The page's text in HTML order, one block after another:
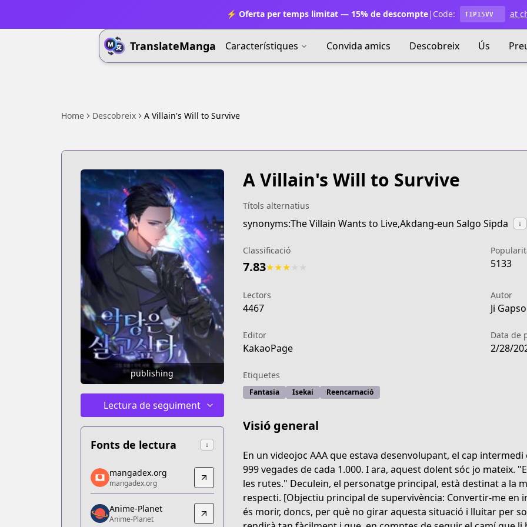
⚡ Oferta per temps limitat — 15% de descompte| Code: T1P15VV at
TranslateManga Característiques Convida amics Descobreix Ús
Home Descobreix A Villain's Will to Survive
publishing
Lectura de seguiment
Fonts de lectura ↓
mangadex.org
mangadex.org
https://mangadex.org/title/384308ae-cf17-490c-9a9e-8bb0db90c3e6
Anime-Planet
mangadex.org
mangadex.org
Anime-Planet
Anime-Planet
A Villain's Will to Survive
Títols alternatius
synonyms:The Villain Wants to Live,Akdang-eun Salgo Sipda ↓
Classificació
7.83★★★ 5133
Lectors
4467
Autor
Ji
Editor
KakaoPage
Data de
2/28/
Etiquetes
Fantasia Isekai Reencarnació
Visió general
En un videojoc AAA que estava desenvolupant, el cap
999 vegades de cada 1.000. I ara, aquest dolent sóc jo mateix.
les rutes." Deculein, el personatge principal, està destinat a la
respecti. [Objectiu principal de supervivència: Convertir-me en
és morir, doncs, per què no girar aquesta situació i lluitar per